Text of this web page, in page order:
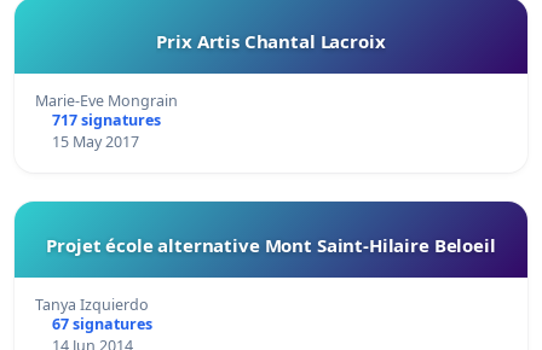
Prix Artis Chantal Lacroix
Marie-Eve Mongrain
717 signatures
15 May 2017
Projet école alternative Mont Saint-Hilaire Beloeil
Tanya Izquierdo
67 signatures
14 Jun 2014